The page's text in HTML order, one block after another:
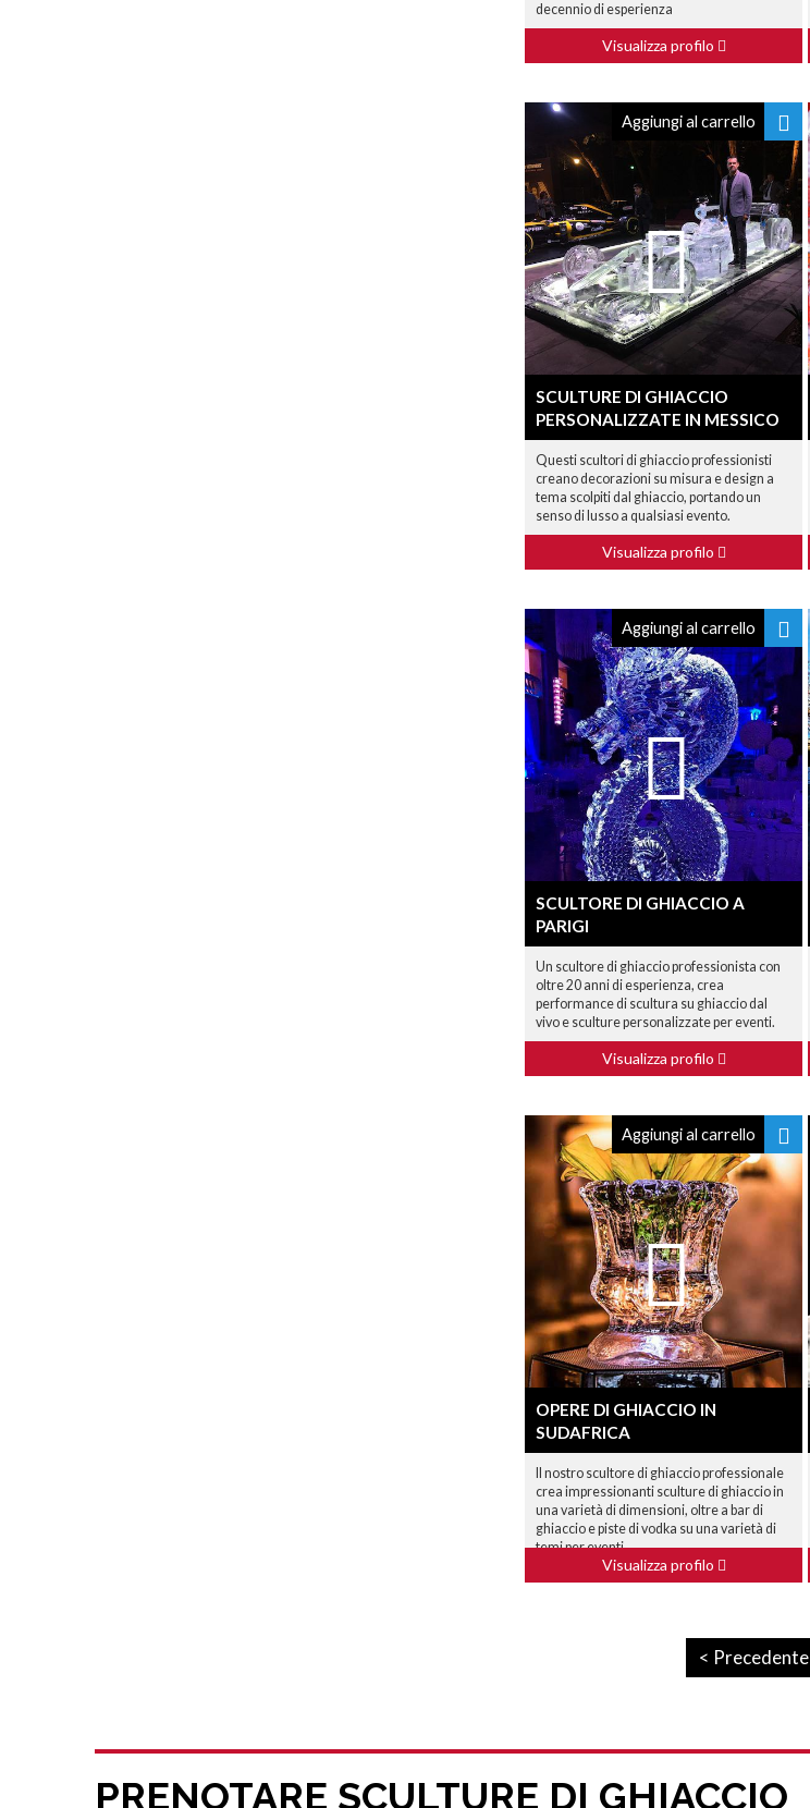
decennio di esperienza
Visualizza profilo
Aggiungi al carrello
SCULTURE DI GHIACCIO
PERSONALIZZATE IN MESSICO
Questi scultori di ghiaccio professionisti
creano decorazioni su misura e design a
tema scolpiti dal ghiaccio, portando un
senso di lusso a qualsiasi evento.
Visualizza profilo
Aggiungi al carrello
SCULTORE DI GHIACCIO A
PARIGI
Un scultore di ghiaccio professionista con
oltre 20 anni di esperienza, crea
performance di scultura su ghiaccio dal
vivo e sculture personalizzate per eventi.
Visualizza profilo
Aggiungi al carrello
OPERE DI GHIACCIO IN
SUDAFRICA
Il nostro scultore di ghiaccio professionale
crea impressionanti sculture di ghiaccio in
una varietà di dimensioni, oltre a bar di
ghiaccio e piste di vodka su una varietà di
temi per eventi.
Visualizza profilo
< Precedente
PRENOTARE SCULTURE DI GHIACCIO